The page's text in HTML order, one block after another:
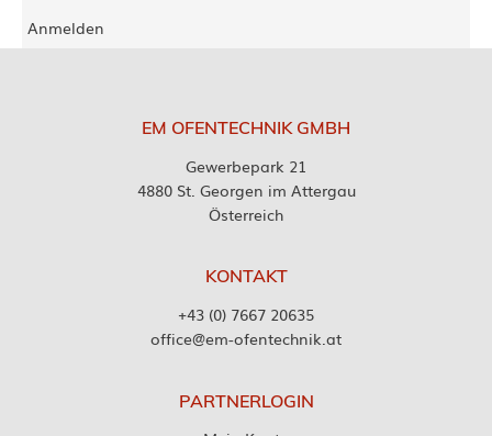
Anmelden
EM OFENTECHNIK GMBH
Gewerbepark 21
4880 St. Georgen im Attergau
Österreich
KONTAKT
+43 (0) 7667 20635
office@em-ofentechnik.at
PARTNERLOGIN